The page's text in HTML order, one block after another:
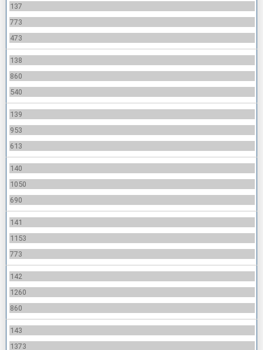
137
773
473
138
860
540
139
953
613
140
1050
690
141
1153
773
142
1260
860
143
1373